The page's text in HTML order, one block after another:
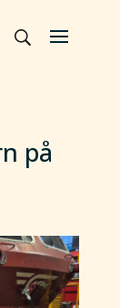
på